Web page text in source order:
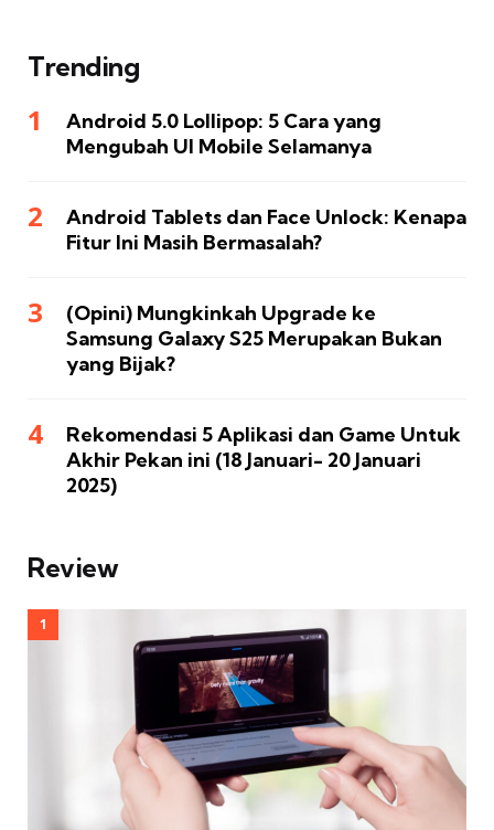
Trending
Android 5.0 Lollipop: 5 Cara yang
Mengubah UI Mobile Selamanya
Android Tablets dan Face Unlock: Kenapa
Fitur Ini Masih Bermasalah?
(Opini) Mungkinkah Upgrade ke
Samsung Galaxy S25 Merupakan Bukan
yang Bijak?
Rekomendasi 5 Aplikasi dan Game Untuk
Akhir Pekan ini (18 Januari- 20 Januari
2025)
Review